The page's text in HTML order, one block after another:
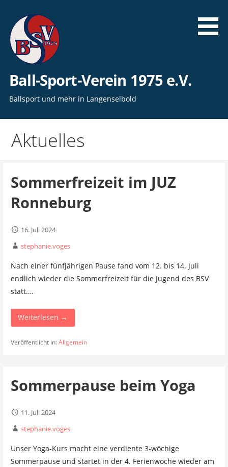
Inhalt
springen
Ball-Sport-Verein 1975 e.V.
Ballsport und mehr in Langenselbold
Aktuelles
Sommerfreizeit im JUZ
Ronneburg
16. Juli 2024
stephanie.voges
Nach einer fünfjährigen Pause fand vom 12. bis 14. Juli
endlich wieder die Sommerfreizeit für die Jugend des BSV
statt.…
Weiterlesen →
Veröffentlicht in:Allgemein
Sommerpause beim Yoga
11. Juli 2024
stephanie.voges
Unser Yoga-Kurs macht eine verdiente 3-wöchige
Sommerpause und startet in der 4. Ferienwoche wieder am